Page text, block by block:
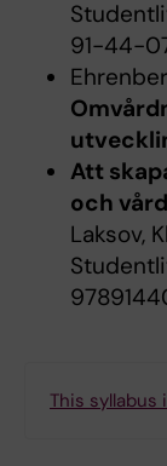
91-44-
Att
och vård
Laksov,
This syllabus